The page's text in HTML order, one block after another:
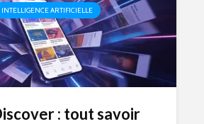
INTELLIGENCE ARTIFICIELLE
: tout savoir